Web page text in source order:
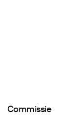
Commissie